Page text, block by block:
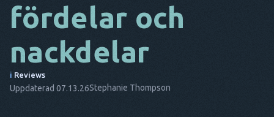
TR
fördelar och
nackdelar
i Reviews
Uppdaterad 07.13.26Stephanie Thompson